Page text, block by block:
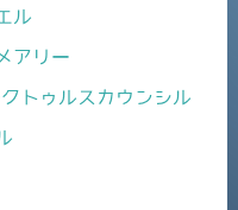
ル
アリー
トゥルスカウンシル